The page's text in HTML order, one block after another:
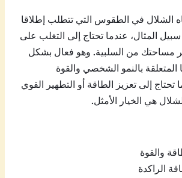
الشلال في الطقوس التي تتطلب إطلاقا
المثال، عندما تحتاج إلى التغلب على
مساحتك من السلبية. وهو فعال بشكل
المتعلقة بالنمو الشخصي والقوة
تحتاج إلى تعزيز الطاقة أو التطهير القوي
هي الخيار الأمثل.
والقوة
الراكدة